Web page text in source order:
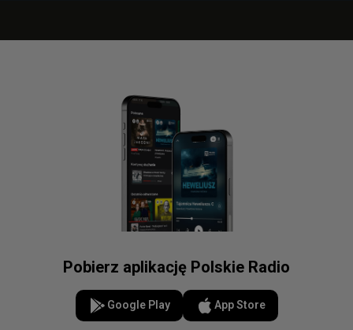
Pobierz aplikację Polskie Radio
Google Play App Store